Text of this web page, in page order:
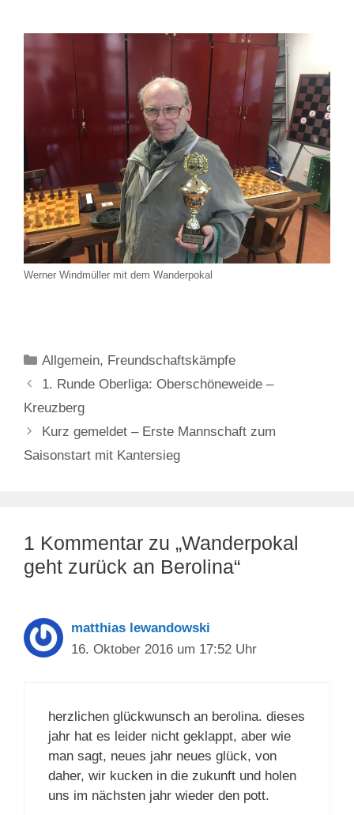
Werner Windmüller mit dem Wanderpokal
Kategorien
Allgemein, Freundschaftskämpfe
1. Runde Oberliga: Oberschöneweide –
Kreuzberg
Kurz gemeldet – Erste Mannschaft zum
Saisonstart mit Kantersieg
1 Kommentar zu „Wanderpokal
geht zurück an Berolina“
matthias lewandowski
16. Oktober 2016 um 17:52 Uhr
herzlichen glückwunsch an berolina. dieses
jahr hat es leider nicht geklappt, aber wie
man sagt, neues jahr neues glück, von
daher, wir kucken in die zukunft und holen
uns im nächsten jahr wieder den pott.